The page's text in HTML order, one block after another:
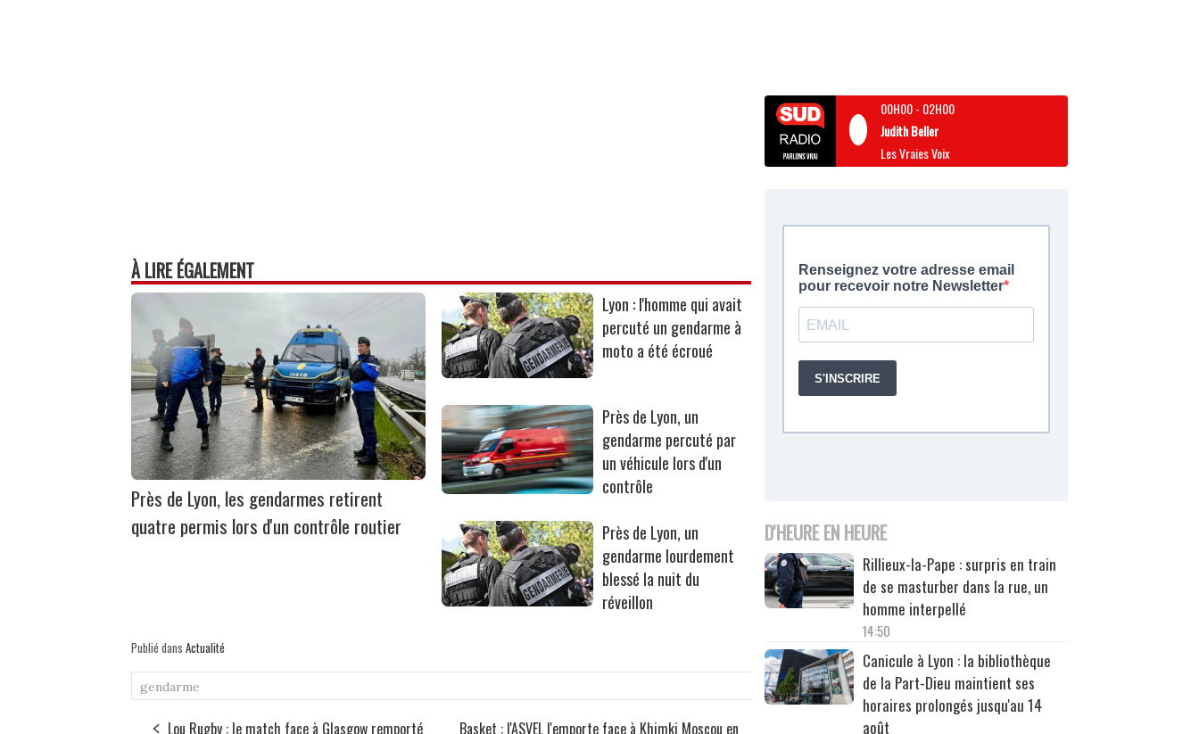
À LIRE ÉGALEMENT
Près de Lyon, les gendarmes retirent
quatre permis lors d'un contrôle routier
Lyon : l'homme qui avait
percuté un gendarme à
moto a été écroué
Près de Lyon, un
gendarme percuté par
un véhicule lors d'un
contrôle
Près de Lyon, un
gendarme lourdement
blessé la nuit du
réveillon
Publié dans Actualité
gendarme
Lou Rugby : le match face à Glasgow remporté
Basket : l'ASVEL l'emporte face à Khimki Moscou en
00H00- 02H00
Judith Beller
Les Vraies Voix
D'HEURE EN HEURE
Rillieux-la-Pape : surpris en train
de se masturber dans la rue, un
homme interpellé
14:50
Canicule à Lyon : la bibliothèque
de la Part-Dieu maintient ses
horaires prolongés jusqu'au 14
août